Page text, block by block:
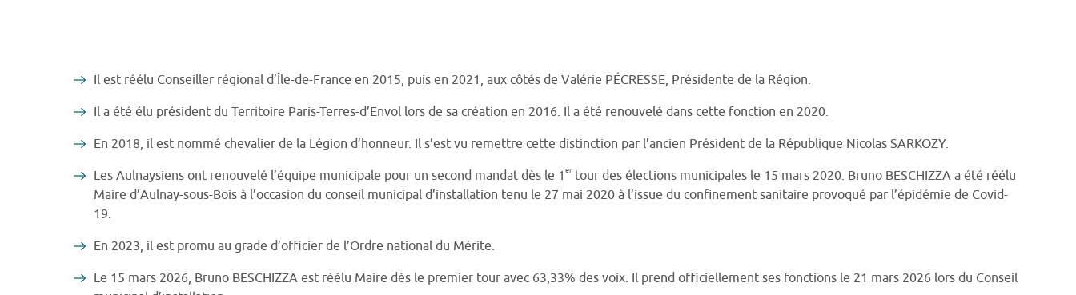
Il est réélu Conseiller régional d’Île-de-France en 2015, puis en 2021, aux côtés de Valérie PÉCRESSE, Présidente de la Région.
Il a été élu président du Territoire Paris-Terres-d’Envol lors de sa création en 2016. Il a été renouvelé dans cette fonction en 2020.
En 2018, il est nommé chevalier de la Légion d’honneur. Il s’est vu remettre cette distinction par l’ancien Président de la République Nicolas SARKOZY.
Les Aulnaysiens ont renouvelé l’équipe municipale pour un second mandat dès le 1 er tour des élections municipales le 15 mars 2020. Bruno BESCHIZZA a été réélu
Maire d’Aulnay-sous-Bois à l’occasion du conseil municipal d’installation tenu le 27 mai 2020 à l’issue du confinement sanitaire provoqué par l’épidémie de Covid-
19.
En 2023, il est promu au grade d’officier de l’Ordre national du Mérite.
Le 15 mars 2026, Bruno BESCHIZZA est réélu Maire dès le premier tour avec 63,33% des voix. Il prend officiellement ses fonctions le 21 mars 2026 lors du Conseil